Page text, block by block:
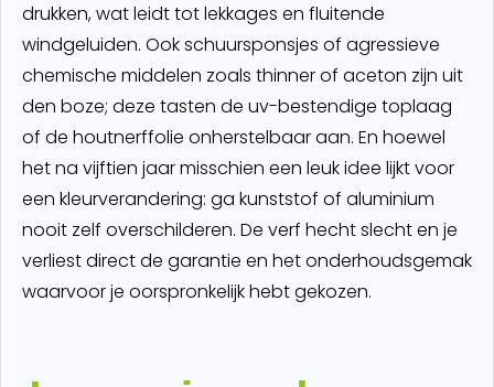
drukken, wat leidt tot lekkages en fluitende
windgeluiden. Ook schuursponsjes of agressieve
chemische middelen zoals thinner of aceton zijn uit
den boze; deze tasten de uv-bestendige toplaag
of de houtnerffolie onherstelbaar aan. En hoewel
het na vijftien jaar misschien een leuk idee lijkt voor
een kleurverandering: ga kunststof of aluminium
nooit zelf overschilderen. De verf hecht slecht en je
verliest direct de garantie en het onderhoudsgemak
waarvoor je oorspronkelijk hebt gekozen.